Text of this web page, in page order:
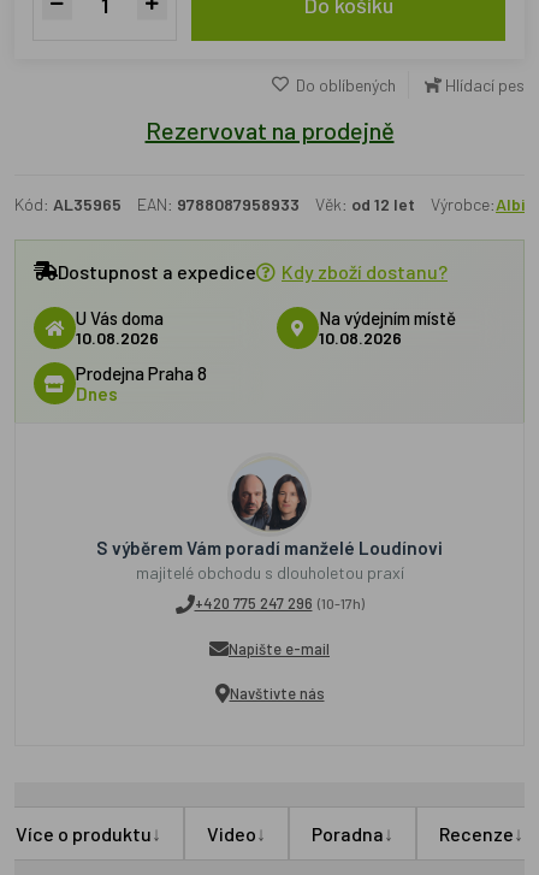
Do oblíbených Hlídací pes
Rezervovat na prodejně
Kód: AL35965 EAN: 9788087958933 Věk: od 12 let Výrobce:Albi
Dostupnost a expedice Kdy zboží dostanu?
U Vás doma
10.08.2026
Na výdejním místě
10.08.2026
Prodejna Praha 8
Dnes
S výběrem Vám poradí manželé Loudínovi
majitelé obchodu s dlouholetou praxí
+420 775 247 296 (10-17h)
Napište e-mail
Navštivte nás
Více o produktu↓ Video↓ Poradna↓ Recenze↓